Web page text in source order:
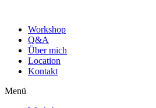
Workshop
Q&A
Über mich
Location
Kontakt
Menü